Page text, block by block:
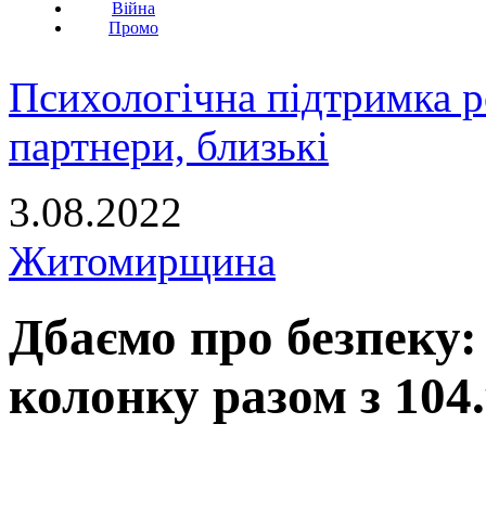
Війна
Промо
Психологічна підтримка
партнери, близькі
3.08.2022
Житомирщина
Дбаємо про
колонку разом з